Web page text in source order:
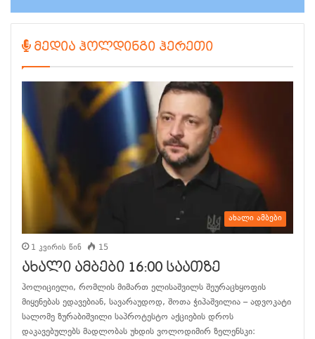
მედია ჰოლდინგი ჰერეთი
ახალი ამბები
1 კვირის წინ 15
ახალი ამბები 16:00 საათზე
პოლიციელი, რომლის მიმართ ელისაშვილს შეურაცხყოფის
მიყენებას ედავებიან, სავარაუდოდ, შოთა ჭიპაშვილია – ადვოკატი
სალომე ზურაბიშვილი საპროტესტო აქციების დროს
დაკავებულებს მადლობას უხდის ვოლოდიმირ ზელენსკი: